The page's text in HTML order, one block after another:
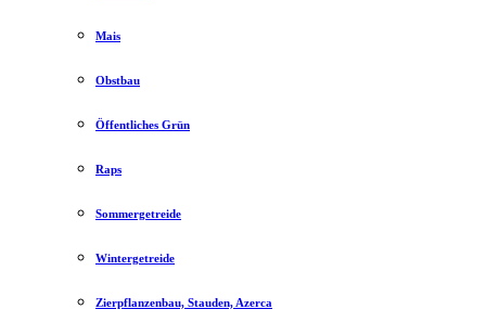
Mais
Obstbau
Öffentliches Grün
Raps
Sommergetreide
Wintergetreide
Zierpflanzenbau, Stauden, Azerca